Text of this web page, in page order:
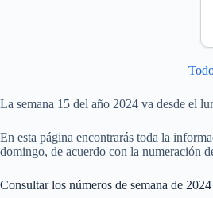
La semana 15 del año 2024 va desde el
En esta página encontrarás toda la
domingo, de acuerdo con la numeración
Consultar los números de semana de 2024